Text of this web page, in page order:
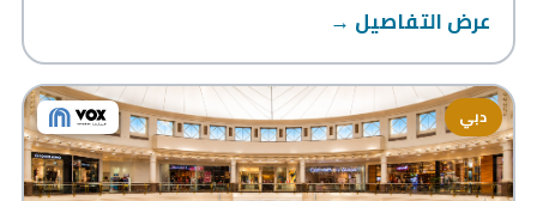
عرض التفاصيل →
دبي